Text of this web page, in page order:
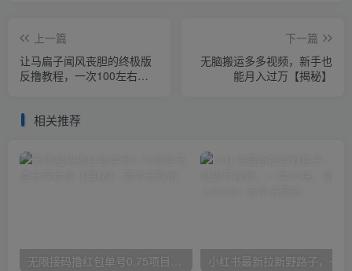
上一篇
让马扁子闻风丧胆的终极版
反撸教程，一次100左右
下一篇
无脑搬运多多视频，新手也
能月入过万【揭秘】
相关推荐
无限接码撸红包单号0.75项目无偿分享给你【揭秘】